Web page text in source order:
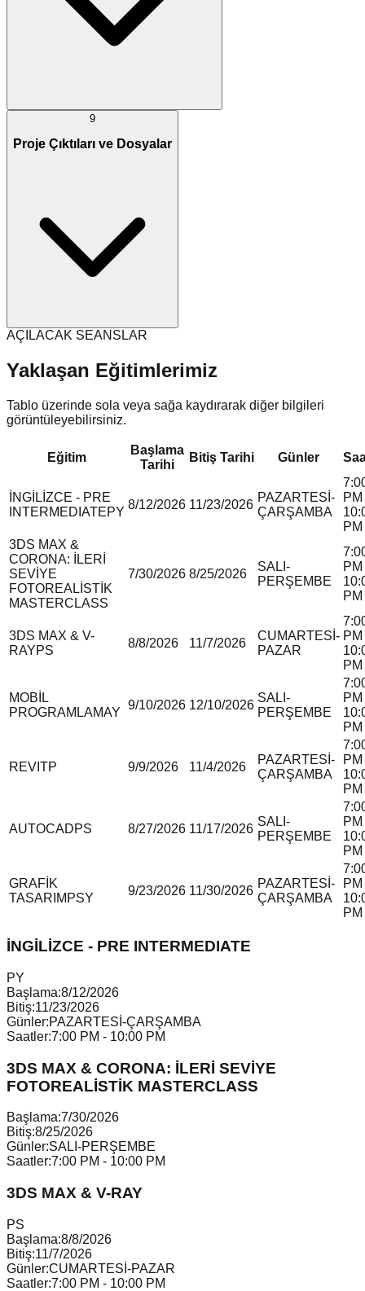
9
Proje Çıktıları ve Dosyalar
AÇILACAK SEANSLAR
Yaklaşan Eğitimlerimiz
Tablo üzerinde sola veya sağa kaydırarak diğer bilgileri
görüntüleyebilirsiniz.
Eğitim
Başlama
Tarihi
Bitiş Tarihi Günler
İNGİLİZCE - PRE
INTERMEDIATEPY
8/12/2026 11/23/2026
PAZARTESİ-
ÇARŞAMBA
PM
PM
3DS MAX &
CORONA: İLERİ
SEVİYE
FOTOREALİSTİK
MASTERCLASS
7/30/2026 8/25/2026
SALI-
PERŞEMBE
PM
PM
3DS MAX & V-
RAYPS
8/8/2026 11/7/2026
CUMARTESİ-
PAZAR
PM
PM
MOBİL
PROGRAMLAMAY
9/10/2026 12/10/2026
SALI-
PERŞEMBE
PM
PM
REVITP 9/9/2026 11/4/2026
PAZARTESİ-
ÇARŞAMBA
PM
PM
AUTOCADPS 8/27/2026 11/17/2026
SALI-
PERŞEMBE
PM
PM
GRAFİK
TASARIM PSY
9/23/2026 11/30/2026
PAZARTESİ-
ÇARŞAMBA
PM
PM
İNGİLİZCE - PRE INTERMEDIATE
PY
Başlama:8/12/2026
Bitiş:11/23/2026
Günler:PAZARTESİ-ÇARŞAMBA
Saatler:7:00 PM - 10:00 PM
3DS MAX & CORONA: İLERİ SEVİYE
FOTOREALİSTİK MASTERCLASS
Başlama:7/30/2026
Bitiş:8/25/2026
Günler:SALI-PERŞEMBE
Saatler:7:00 PM - 10:00 PM
3DS MAX & V-RAY
PS
Başlama:8/8/2026
Bitiş:11/7/2026
Günler:CUMARTESİ-PAZAR
Saatler:7:00 PM - 10:00 PM